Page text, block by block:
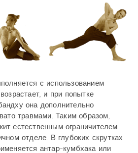
с использованием
и при попытке
она дополнительно
травмами. Таким образом,
естественным ограничителем
отделе. В глубоких скрутках
антар-кумбхака или